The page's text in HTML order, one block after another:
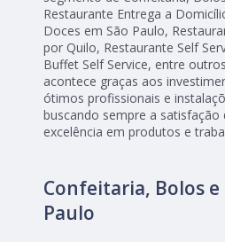
Restaurante Entrega a
Doces em São Paulo,
por Quilo, Restaurante Self
Buffet Self Service, entre
acontece graças aos
ótimos profissionais e
buscando sempre a satisfação
excelência em produtos e
Confeitaria, Bolos e
Paulo